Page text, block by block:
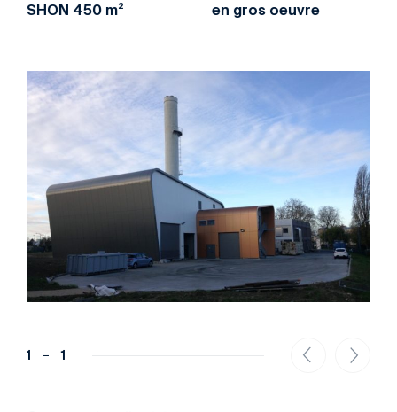
1 1
SHON 450 m² en gros oeuvre